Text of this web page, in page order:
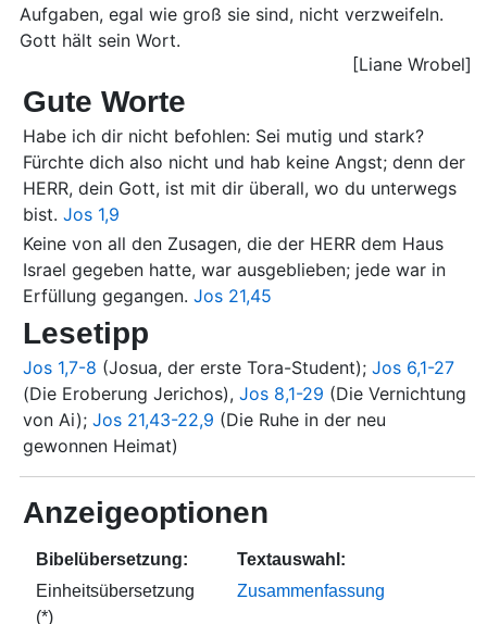
Aufgaben, egal wie groß sie sind, nicht verzweifeln.
Gott hält sein Wort.
[Liane Wrobel]
Gute Worte
Habe ich dir nicht befohlen: Sei mutig und stark?
Fürchte dich also nicht und hab keine Angst; denn der
HERR, dein Gott, ist mit dir überall, wo du unterwegs
bist. Jos 1,9
Keine von all den Zusagen, die der HERR dem Haus
Israel gegeben hatte, war ausgeblieben; jede war in
Erfüllung gegangen. Jos 21,45
Lesetipp
Jos 1,7-8 (Josua, der erste Tora-Student); Jos 6,1-27
(Die Eroberung Jerichos), Jos 8,1-29 (Die Vernichtung
von Ai); Jos 21,43-22,9 (Die Ruhe in der neu
gewonnen Heimat)
Anzeigeoptionen
Bibelübersetzung:
Textauswahl:
Einheitsübersetzung
(*)
Zusammenfassung